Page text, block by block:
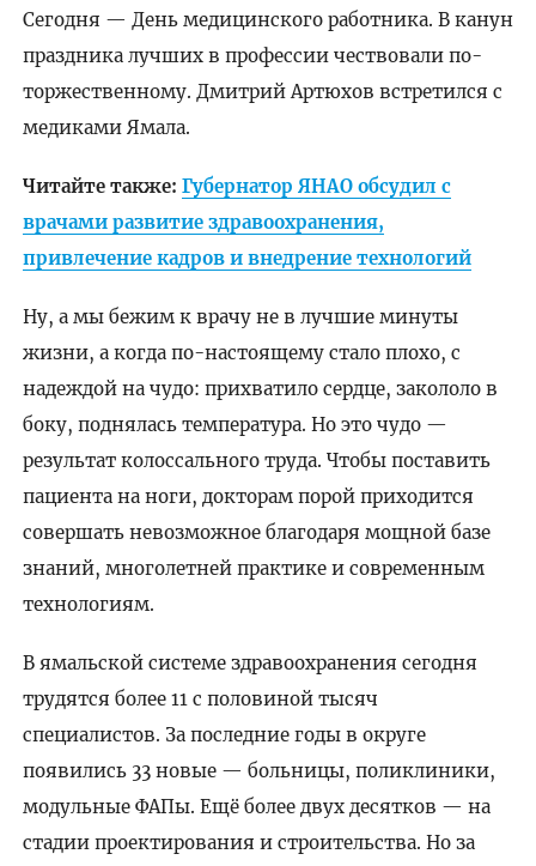
Сегодня — День медицинского работника. В канун
праздника лучших в профессии чествовали по-
торжественному. Дмитрий Артюхов встретился с
медиками Ямала.
Читайте также: Губернатор ЯНАО обсудил с
врачами развитие здравоохранения,
привлечение кадров и внедрение технологий
Ну, а мы бежим к врачу не в лучшие минуты
жизни, а когда по-настоящему стало плохо, с
надеждой на чудо: прихватило сердце, закололо в
боку, поднялась температура. Но это чудо —
результат колоссального труда. Чтобы поставить
пациента на ноги, докторам порой приходится
совершать невозможное благодаря мощной базе
знаний, многолетней практике и современным
технологиям.
В ямальской системе здравоохранения сегодня
трудятся более 11 с половиной тысяч
специалистов. За последние годы в округе
появились 33 новые — больницы, поликлиники,
модульные ФАПы. Ещё более двух десятков — на
стадии проектирования и строительства. Но за